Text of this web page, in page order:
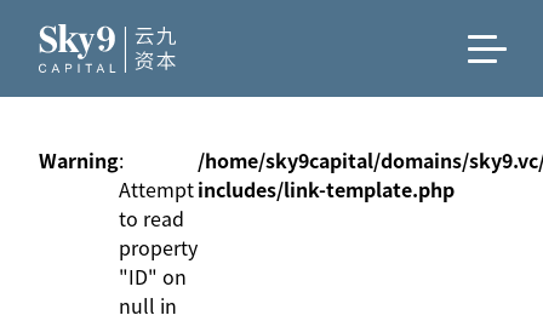
Warning:
Attempt
to read
property
"ID" on
null in
/home/sky9capital/domains/
includes/link-template.php